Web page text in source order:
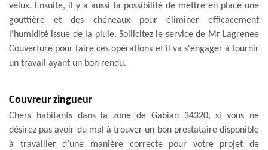
velux. Ensuite, il y a aussi la possibilité de mettre en place une
gouttière et des chéneaux pour éliminer efficacement
l'humidité issue de la pluie. Sollicitez le service de Mr Lagrenee
Couverture pour faire ces opérations et il va s'engager à fournir
un travail ayant un bon rendu.
Couvreur zingueur
Chers habitants dans la zone de Gabian 34320, si vous ne
désirez pas avoir du mal à trouver un bon prestataire disponible
à travailler d’une manière correcte pour votre projet de